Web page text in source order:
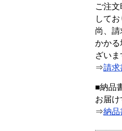
ご注
してお
尚、
かか
ざいま
⇒請求
■納品
お届
⇒納品